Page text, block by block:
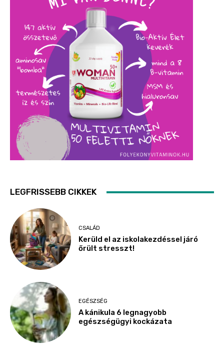
LEGFRISSEBB CIKKEK
CSALÁD
Kerüld el az iskolakezdéssel járó
őrült stresszt!
EGÉSZSÉG
A kánikula 6 legnagyobb
egészségügyi kockázata